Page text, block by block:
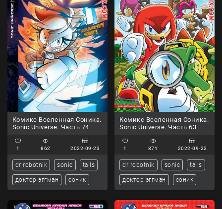
Комикс Вселенная Соника.
Sonic Universe. Часть 74
1 862 2022-09-23
dr robotnik sonic tails
доктор эггман соник
Комикс Вселенная Соника.
Sonic Universe. Часть 63
1 871 2022-09-22
dr robotnik sonic tails
доктор эггман соник